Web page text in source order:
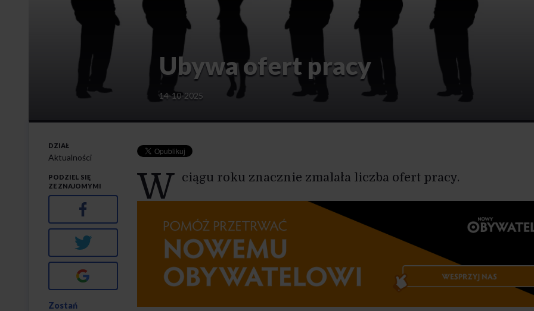
Ubywa ofert pracy
14-10-2025
W ciągu roku znacznie zmalała liczba ofert pracy.
DZIAŁ
Aktualności
PODZIEL SIĘ
ZE ZNAJOMYMI
Facebook
Twitter
Zostań